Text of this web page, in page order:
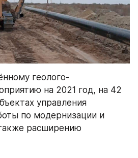
геолого-
на 2021 год, на 42
управления
по модернизации и
расширению